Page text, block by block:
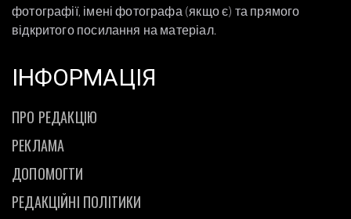
фотографії, імені фотографа (якщо є) та прямого
відкритого посилання на матеріал.
ІНФОРМАЦІЯ
ПРО РЕДАКЦІЮ
РЕКЛАМА
ДОПОМОГТИ
РЕДАКЦІЙНІ ПОЛІТИКИ